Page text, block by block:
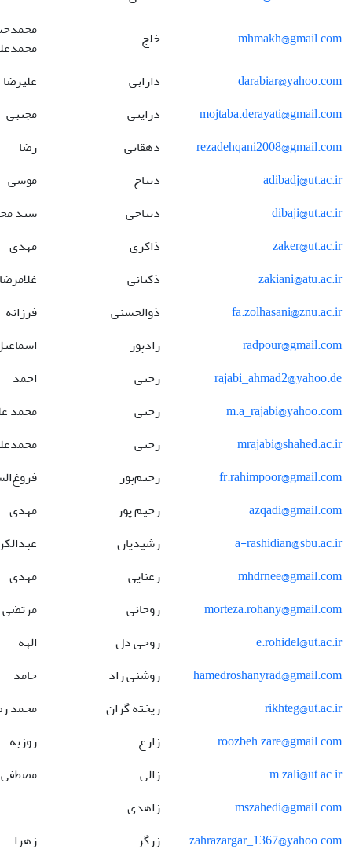
mhmakh@gmail.com
خلج
darabiar@yahoo.com
دارابی
علیرضا
mojtaba.derayati@gmail.com
درایتی
مجتبی
rezadehqani2008@gmail.com
دهقانی
رضا
adibadj@ut.ac.ir
دیباج
موسی
dibaji@ut.ac.ir
دیباجی
سید
zaker@ut.ac.ir
ذاکری
مهدی
zakiani@atu.ac.ir
ذکیانی
غلامرضا
fa.zolhasani@znu.ac.ir
ذوالحسنی
فرزانه
radpour@gmail.com
رادپور
rajabi_ahmad2@yahoo.de
رجبی
احمد
m.a_rajabi@yahoo.com
رجبی
محمد
mrajabi@shahed.ac.ir
رجبی
fr.rahimpoor@gmail.com
رحیم‌پور
azqadi@gmail.com
رحیم پور
مهدی
a-rashidian@sbu.ac.ir
رشیدیان
mhdrnee@gmail.com
رعنایی
مهدی
morteza.rohany@gmail.com
روحانی
مرتضی
e.rohidel@ut.ac.ir
روحی دل
الهه
hamedroshanyrad@gmail.com
روشنی راد
حامد
rikhteg@ut.ac.ir
ریخته گران
محمد
roozbeh.zare@gmail.com
زارع
روزبه
m.zali@ut.ac.ir
زالی
مصطفی
mszahedi@gmail.com
زاهدی
..
zahrazargar_1367@yahoo.com
زرگر
زهرا